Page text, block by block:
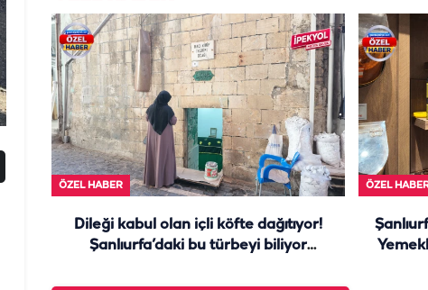
ÖZEL HABER
Dileği kabul olan içli köfte dağıtıyor!
Şanlıurfa’daki bu türbeyi biliyor
ÖZEL